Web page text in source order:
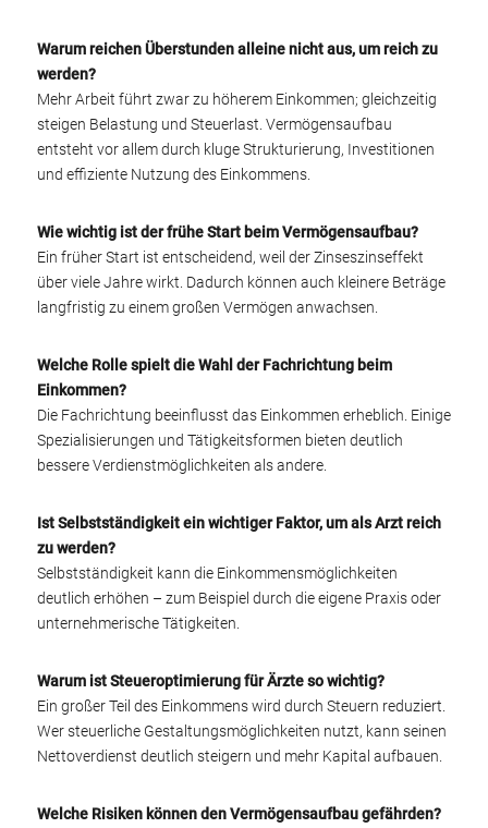
Warum reichen Überstunden alleine nicht aus, um reich zu
werden?
Mehr Arbeit führt zwar zu höherem Einkommen; gleichzeitig
steigen Belastung und Steuerlast. Vermögensaufbau
entsteht vor allem durch kluge Strukturierung, Investitionen
und effiziente Nutzung des Einkommens.
Wie wichtig ist der frühe Start beim Vermögensaufbau?
Ein früher Start ist entscheidend, weil der Zinseszinseffekt
über viele Jahre wirkt. Dadurch können auch kleinere Beträge
langfristig zu einem großen Vermögen anwachsen.
Welche Rolle spielt die Wahl der Fachrichtung beim
Einkommen?
Die Fachrichtung beeinflusst das Einkommen erheblich. Einige
Spezialisierungen und Tätigkeitsformen bieten deutlich
bessere Verdienstmöglichkeiten als andere.
Ist Selbstständigkeit ein wichtiger Faktor, um als Arzt reich
zu werden?
Selbstständigkeit kann die Einkommensmöglichkeiten
deutlich erhöhen – zum Beispiel durch die eigene Praxis oder
unternehmerische Tätigkeiten.
Warum ist Steueroptimierung für Ärzte so wichtig?
Ein großer Teil des Einkommens wird durch Steuern reduziert.
Wer steuerliche Gestaltungsmöglichkeiten nutzt, kann seinen
Nettoverdienst deutlich steigern und mehr Kapital aufbauen.
Welche Risiken können den Vermögensaufbau gefährden?